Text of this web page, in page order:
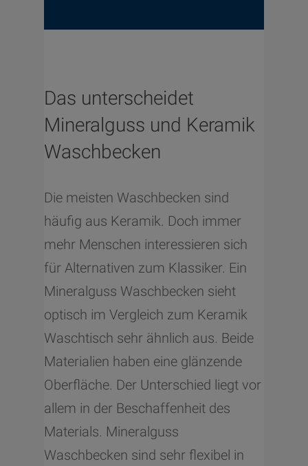
Das unterscheidet
Mineralguss und Keramik
Waschbecken
Die meisten Waschbecken sind
häufig aus Keramik. Doch immer
mehr Menschen interessieren sich
für Alternativen zum Klassiker. Ein
Mineralguss Waschbecken sieht
optisch im Vergleich zum Keramik
Waschtisch sehr ähnlich aus. Beide
Materialien haben eine glänzende
Oberfläche. Der Unterschied liegt vor
allem in der Beschaffenheit des
Materials. Mineralguss
Waschbecken sind sehr flexibel in